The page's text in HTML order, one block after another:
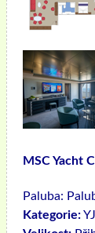
MSC Yacht
Paluba:
Kategorie: